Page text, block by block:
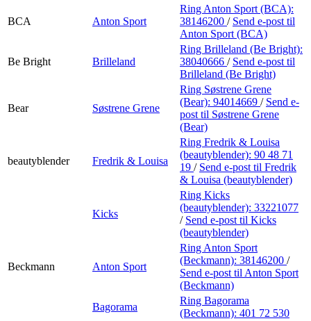
BCA Anton Sport
Ring Anton Sport (BCA):
38146200 / Send e-post til
Anton Sport (BCA)
Be Bright Brilleland
Ring Brilleland (Be Bright):
38040666 / Send e-post til
Brilleland (Be Bright)
Bear Søstrene Grene
Ring Søstrene Grene
(Bear): 94014669 / Send e-
post til Søstrene Grene
(Bear)
beautyblender Fredrik & Louisa
Ring Fredrik & Louisa
(beautyblender): 90 48 71
19 / Send e-post til Fredrik
& Louisa (beautyblender)
Kicks
Ring Kicks
(beautyblender): 33221077
/ Send e-post til Kicks
(beautyblender)
Beckmann Anton Sport
Ring Anton Sport
(Beckmann): 38146200 /
Send e-post til Anton Sport
(Beckmann)
Bagorama
Ring Bagorama
(Beckmann): 401 72 530